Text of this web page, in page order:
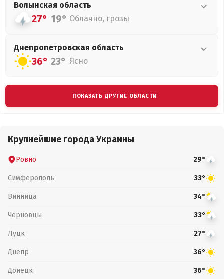
Волынская область
27° 19° Облачно, грозы
Днепропетровская область
36° 23° Ясно
ПОКАЗАТЬ ДРУГИЕ ОБЛАСТИ
Крупнейшие города Украины
Ровно 29°
Симферополь 33°
Винница 34°
Черновцы 33°
Луцк 27°
Днепр 36°
Донецк 36°